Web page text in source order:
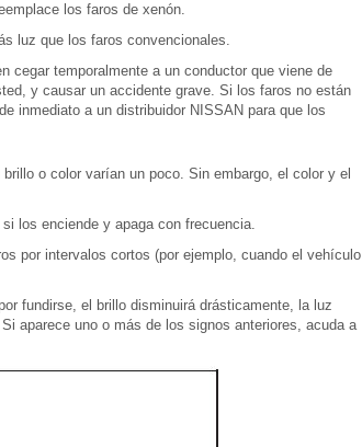
los faros de xenón.
luz que los faros convencionales.
cegar temporalmente a un conductor que viene de
y causar un accidente grave. Si los faros no están
inmediato a un distribuidor NISSAN para que los
o color varían un poco. Sin embargo, el color y el
los enciende y apaga con frecuencia.
por intervalos cortos (por ejemplo, cuando el vehículo
fundirse, el brillo disminuirá drásticamente, la luz
aparece uno o más de los signos anteriores, acuda a